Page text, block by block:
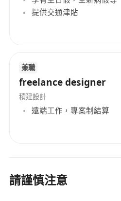
提供交通津貼
兼職
freelance designer
積建設計
遠端工作，專案制結算
請謹慎注意